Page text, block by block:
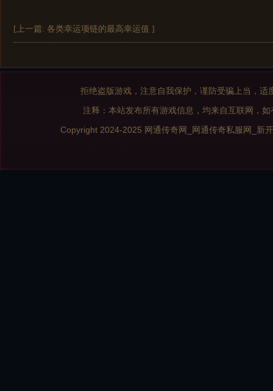
[上一篇: 各类幸运项链的最高幸运值 ]
拒绝盗版游戏，注意自我保护，谨防受骗上当，
注释：本站发布所有游戏信息，均来自互联网，
Copyright 2024-2025 网通传奇网_网通传奇私服网_新